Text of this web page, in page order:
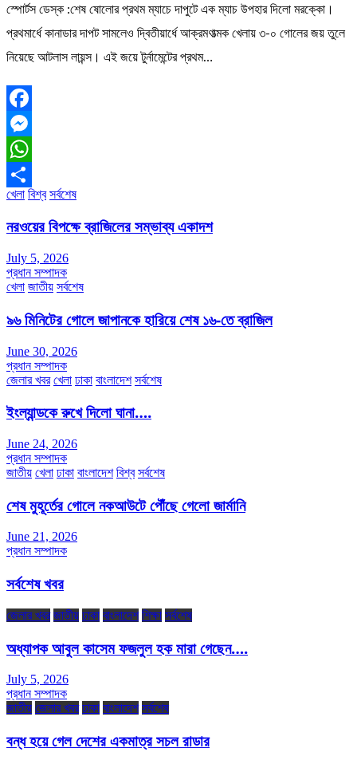
স্পোর্টস ডেস্ক :শেষ ষোলোর প্রথম ম্যাচে দাপুটে এক ম্যাচ উপহার দিলো মরক্কো।
প্রথমার্ধে কানাডার দাপট সামলেও দ্বিতীয়ার্ধে আক্রমণাত্মক খেলায় ৩-০ গোলের জয় তুলে
নিয়েছে আটলাস লায়ন্স। এই জয়ে টুর্নামেন্টের প্রথম…
Facebook
Messenger
WhatsApp
Share
খেলা বিশ্ব সর্বশেষ
নরওয়ের বিপক্ষে ব্রাজিলের সম্ভাব্য একাদশ
July 5, 2026
প্রধান সম্পাদক
খেলা জাতীয় সর্বশেষ
৯৬ মিনিটের গোলে জাপানকে হারিয়ে শেষ ১৬-তে ব্রাজিল
June 30, 2026
প্রধান সম্পাদক
জেলার খবর খেলা ঢাকা বাংলাদেশ সর্বশেষ
ইংল্যান্ডকে রুখে দিলো ঘানা….
June 24, 2026
প্রধান সম্পাদক
জাতীয় খেলা ঢাকা বাংলাদেশ বিশ্ব সর্বশেষ
শেষ মুহূর্তের গোলে নকআউটে পৌঁছে গেলো জার্মানি
June 21, 2026
প্রধান সম্পাদক
সর্বশেষ খবর
জেলার খবর জাতীয় ঢাকা বাংলাদেশ শিক্ষা সর্বশেষ
অধ্যাপক আবুল কাসেম ফজলুল হক মারা গেছেন….
July 5, 2026
প্রধান সম্পাদক
জাতীয় জেলার খবর ঢাকা বাংলাদেশ সর্বশেষ
বন্ধ হয়ে গেল দেশের একমাত্র সচল রাডার